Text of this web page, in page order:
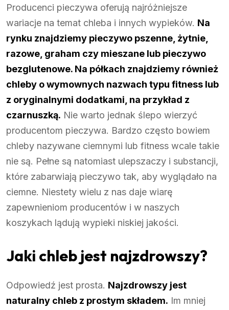
Producenci pieczywa oferują najróżniejsze
wariacje na temat chleba i innych wypieków. Na
rynku znajdziemy pieczywo pszenne, żytnie,
razowe, graham czy mieszane lub pieczywo
bezglutenowe. Na półkach znajdziemy również
chleby o wymownych nazwach typu fitness lub
z oryginalnymi dodatkami, na przykład z
czarnuszką. Nie warto jednak ślepo wierzyć
producentom pieczywa. Bardzo często bowiem
chleby nazywane ciemnymi lub fitness wcale takie
nie są. Pełne są natomiast ulepszaczy i substancji,
które zabarwiają pieczywo tak, aby wyglądało na
ciemne. Niestety wielu z nas daje wiarę
zapewnieniom producentów i w naszych
koszykach lądują wypieki niskiej jakości.
Jaki chleb jest najzdrowszy?
Odpowiedź jest prosta. Najzdrowszy jest
naturalny chleb z prostym składem. Im mniej